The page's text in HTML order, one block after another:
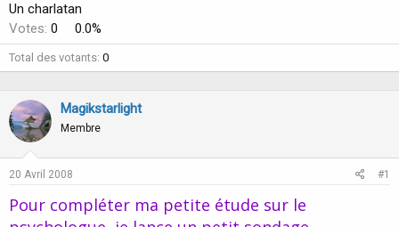
l
s
c
u
s
s
n
Un charlatan
Votes: 0 0.0%
Total des votants 0
Magikstarlight
Membre
20 Avril 2008 #1
Pour compléter ma petite étude sur le